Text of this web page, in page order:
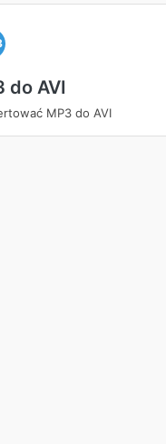
do AVI
MP3 do AVI